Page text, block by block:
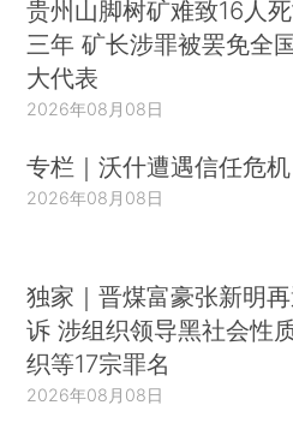
贵州山脚树矿难致16人
三年 矿长涉罪被罢免全
大代表
2026年08月08日
专栏｜沃什遭遇信任危机
2026年08月08日
独家｜晋煤富豪张新明
诉 涉组织领导黑社会性
织等17宗罪名
2026年08月08日